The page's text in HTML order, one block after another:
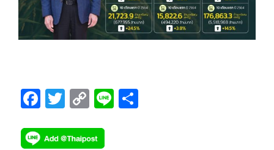
F
e
T
tt
C
p
Li